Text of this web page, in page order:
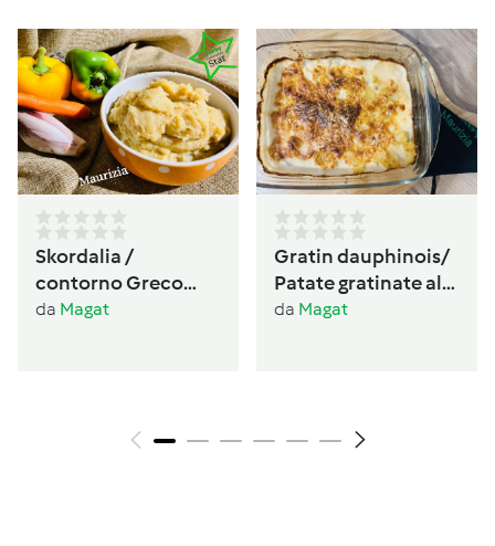
Skordalia /
contorno Greco
🇬🇷 senza glutine,
da Magat
Gratin dauphinois/
Patate gratinate alla
Francese
da Magat